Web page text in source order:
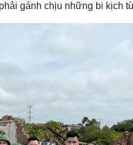
gánh chịu những bi kịch